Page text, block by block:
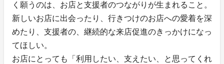
く願うのは、お店と支援者のつながりが生まれること。
新しいお店に出会ったり、行きつけのお店への愛着を深
めたり、支援者の、継続的な来店促進のきっかけになっ
てほしい。
お店にとっても「利用したい、支えたい、と思ってくれ